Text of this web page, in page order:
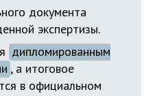
документа
экспертизы.
дипломированным
, а итоговое
в официальном